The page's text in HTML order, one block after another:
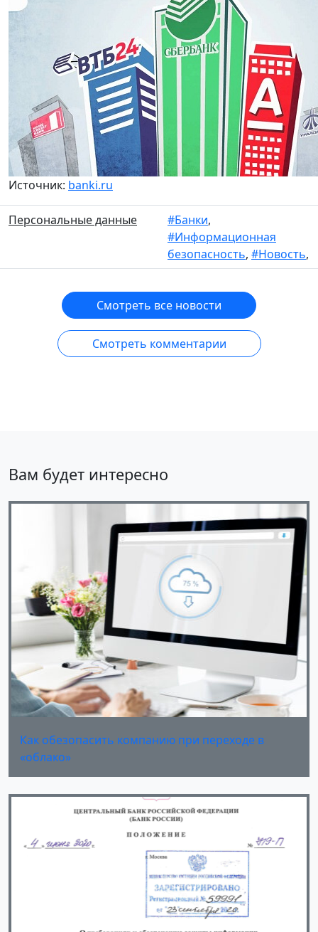
Источник: banki.ru
Персональные данные #Банки,
#Информационная
безопасность, #Новость,
Смотреть все новости
Смотреть комментарии
Вам будет интересно
Как обезопасить компанию при переходе в
«облако»